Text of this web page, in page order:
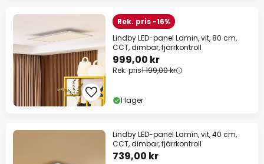
Rek. pris -16%
Lindby LED-panel Lamin, vit, 80 cm,
CCT, dimbar, fjärrkontroll
999,00 kr
Rek. pris1 199,00 kr
I lager
Lindby LED-panel Lamin, vit, 40 cm,
CCT, dimbar, fjärrkontroll
739,00 kr